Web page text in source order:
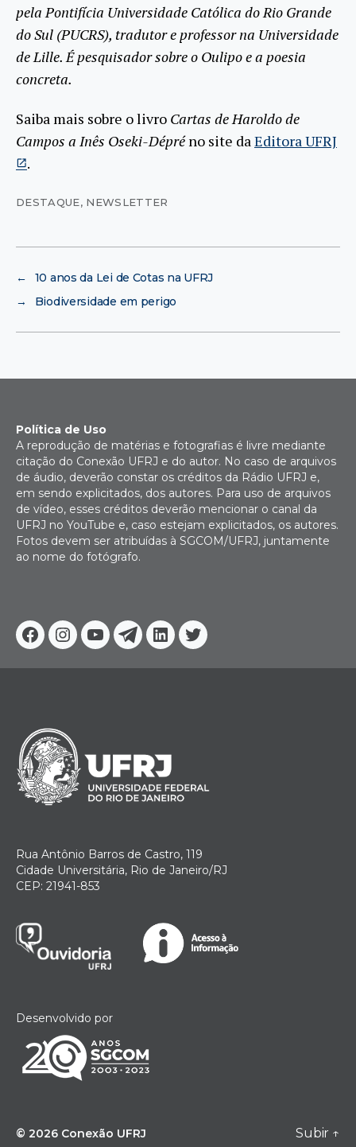
pela Pontifícia Universidade Católica do Rio Grande
do Sul (PUCRS), tradutor e professor na Universidade
de Lille. É pesquisador sobre o Oulipo e a poesia
concreta.
Saiba mais sobre o livro Cartas de Haroldo de
Campos a Inês Oseki-Dépréno site daEditora UFRJ
.
DESTAQUE, NEWSLETTER
←
10 anos da Lei de Cotas na UFRJ
→
Biodiversidade em perigo
Facebook
Instagram
YoutubeTelegram
Linkedin
Twitter
Política de Uso
A reprodução de matérias e fotografias é livre mediante
citação do Conexão UFRJ e do autor. No caso de arquivos
de áudio, deverão constar os créditos da Rádio UFRJ e,
em sendo explicitados, dos autores. Para uso de arquivos
de vídeo, esses créditos deverão mencionar o canal da
UFRJ no YouTube e, caso estejam explicitados, os autores.
Fotos devem ser atribuídas à SGCOM/UFRJ, juntamente
ao nome do fotógrafo.
Rua Antônio Barros de Castro, 119
Cidade Universitária, Rio de Janeiro/RJ
CEP: 21941-853
Desenvolvido por
© 2026 Conexão UFRJ Subir ↑